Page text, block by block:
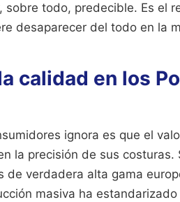
sobre todo, predecible. Es el
desaparecer del todo en la
calidad en los
ignora es que el
la precisión de sus costuras.
de verdadera alta gama
masiva ha